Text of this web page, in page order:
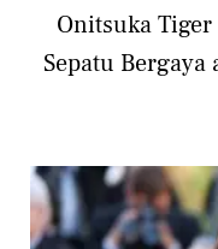
Onitsuka
Sepatu